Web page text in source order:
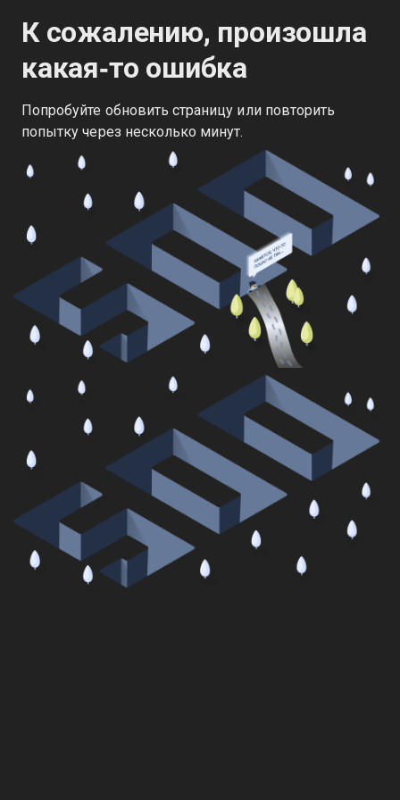
К сожалению, произошла
какая‑то ошибка
Попробуйте обновить страницу или повторить
попытку через несколько минут.